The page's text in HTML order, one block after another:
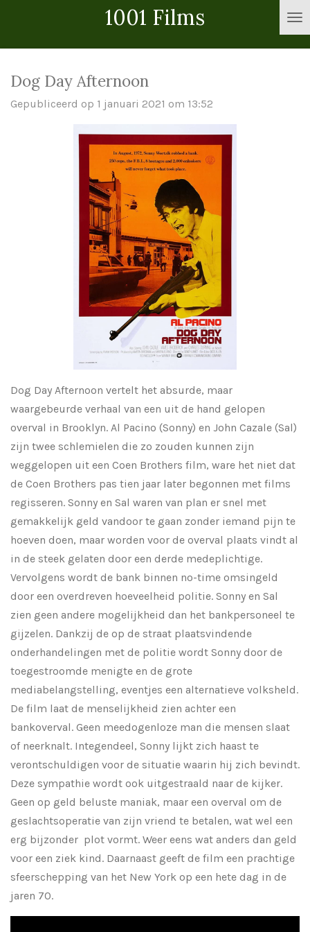
hoofdinhoud
1001 Films
Dog Day Afternoon
Gepubliceerd op 1 januari 2021 om 13:52
Dog Day Afternoon vertelt het absurde, maar
waargebeurde verhaal van een uit de hand gelopen
overval in Brooklyn. Al Pacino (Sonny) en John Cazale (Sal)
zijn twee schlemielen die zo zouden kunnen zijn
weggelopen uit een Coen Brothers film, ware het niet dat
de Coen Brothers pas tien jaar later begonnen met films
regisseren. Sonny en Sal waren van plan er snel met
gemakkelijk geld vandoor te gaan zonder iemand pijn te
hoeven doen, maar worden voor de overval plaats vindt al
in de steek gelaten door een derde medeplichtige.
Vervolgens wordt de bank binnen no-time omsingeld
door een overdreven hoeveelheid politie. Sonny en Sal
zien geen andere mogelijkheid dan het bankpersoneel te
gijzelen. Dankzij de op de straat plaatsvindende
onderhandelingen met de politie wordt Sonny door de
toegestroomde menigte en de grote
mediabelangstelling, eventjes een alternatieve volksheld.
De film laat de menselijkheid zien achter een
bankoverval. Geen meedogenloze man die mensen slaat
of neerknalt. Integendeel, Sonny lijkt zich haast te
verontschuldigen voor de situatie waarin hij zich bevindt.
Deze sympathie wordt ook uitgestraald naar de kijker.
Geen op geld beluste maniak, maar een overval om de
geslachtsoperatie van zijn vriend te betalen, wat wel een
erg bijzonder plot vormt. Weer eens wat anders dan geld
voor een ziek kind. Daarnaast geeft de film een prachtige
sfeerschepping van het New York op een hete dag in de
jaren 70.